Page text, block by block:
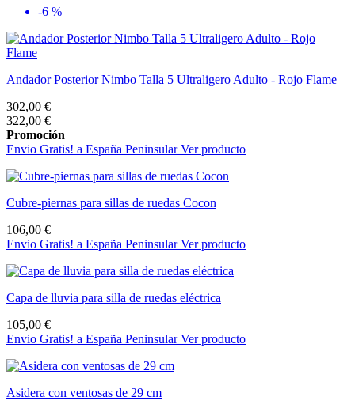
-6 %
Andador Posterior Nimbo Talla 5 Ultraligero Adulto - Rojo Flame
302,00 €
322,00 €
Promoción
Envio Gratis! a España PeninsularVer producto
Cubre-piernas para sillas de ruedas Cocon
106,00 €
Envio Gratis! a España PeninsularVer producto
Capa de lluvia para silla de ruedas eléctrica
105,00 €
Envio Gratis! a España PeninsularVer producto
Asidera con ventosas de 29 cm